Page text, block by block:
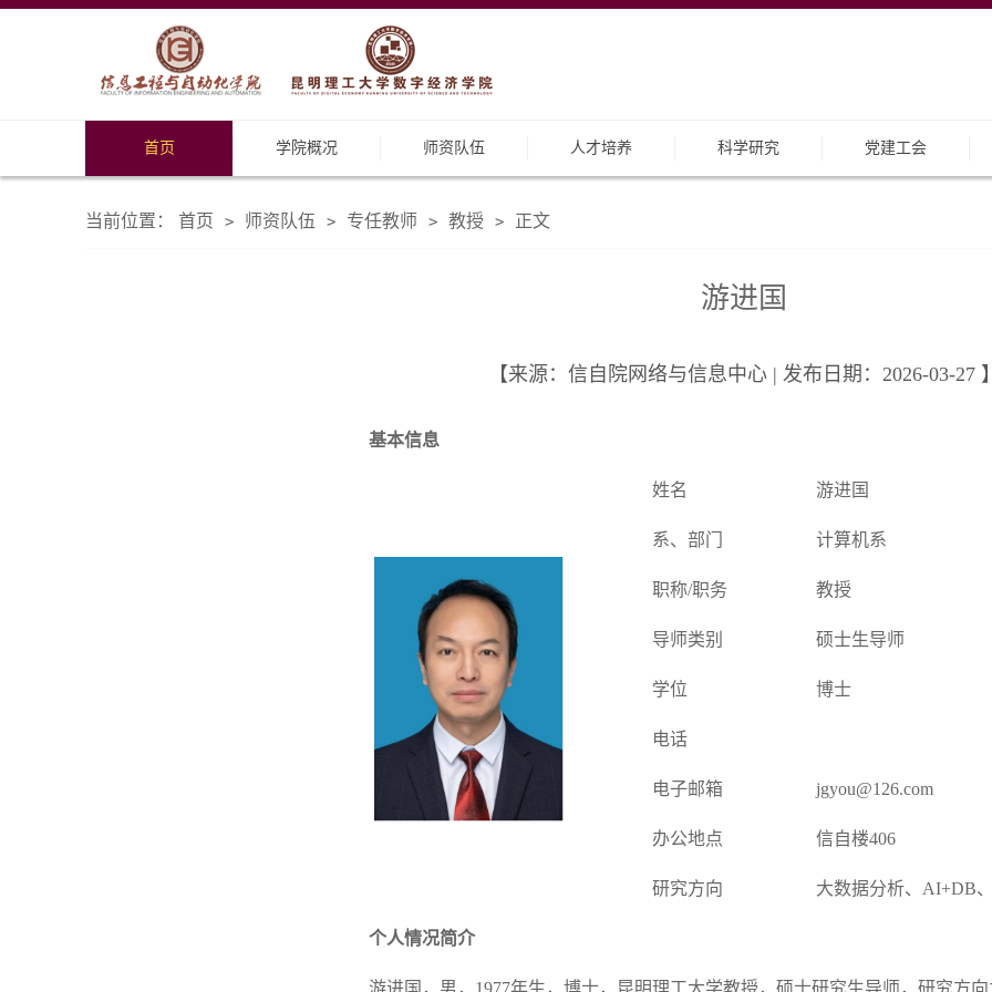
首页 学院概况 师资队伍 人才培养 科学研究 党建工会
当前位置： 首页 > 师资队伍 > 专任教师 > 教授 > 正文
游进国
【来源：信自院网络与信息中心 | 发布日期：2026-03-27 】
基本信息
姓名 游进国
系、部门 计算机系
职称/职务 教授
导师类别 硕士生导师
学位 博士
电话
电子邮箱 jgyou@126.com
办公地点 信自楼406
研究方向 大数据分析、AI+DB
个人情况简介
游进国，男，1977年生，博士，昆明理工大学教授，硕士研究生导师，研究方